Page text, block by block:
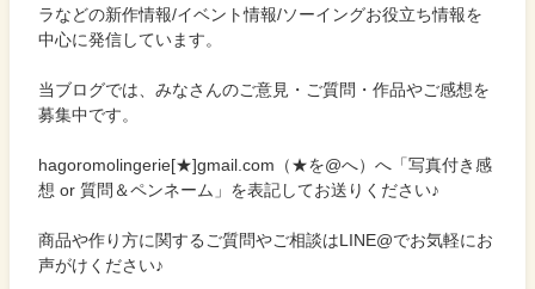
ラなどの新作情報/イベント情報/ソーイングお役立ち情報を
中心に発信しています。
当ブログでは、みなさんのご意見・ご質問・作品やご感想を
募集中です。
hagoromolingerie[★]gmail.com（★を@へ）へ「写真付き感
想 or 質問＆ペンネーム」を表記してお送りください♪
商品や作り方に関するご質問やご相談はLINE@でお気軽にお
声がけください♪